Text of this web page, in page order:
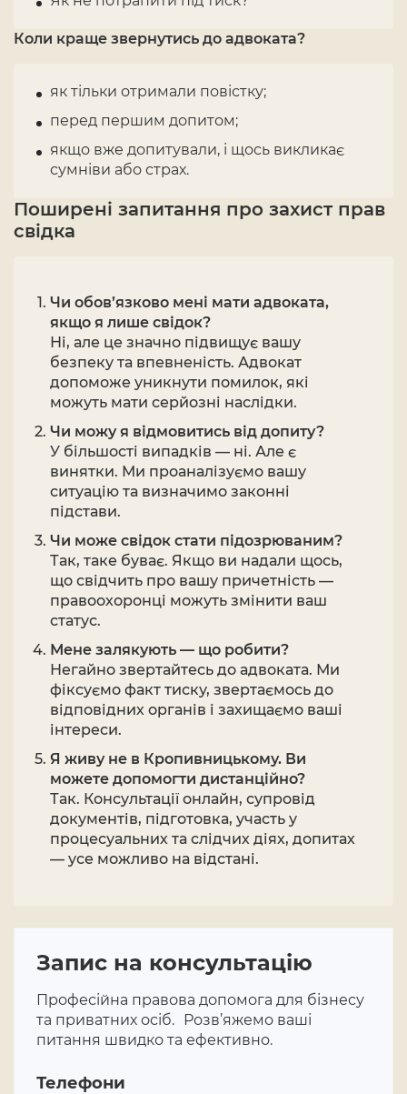
Коли краще звернутись до адвоката?
як тільки отримали повістку;
перед першим допитом;
якщо вже допитували, і щось викликає
сумніви або страх.
Поширені запитання про захист прав
свідка
Чи обов’язково мені мати адвоката,
якщо я лише свідок?
Ні, але це значно підвищує вашу
безпеку та впевненість. Адвокат
допоможе уникнути помилок, які
можуть мати серйозні наслідки.
Чи можу я відмовитись від допиту?
У більшості випадків — ні. Але є
винятки. Ми проаналізуємо вашу
ситуацію та визначимо законні
підстави.
Чи може свідок стати підозрюваним?
Так, таке буває. Якщо ви надали щось,
що свідчить про вашу причетність —
правоохоронці можуть змінити ваш
статус.
Мене залякують — що робити?
Негайно звертайтесь до адвоката. Ми
фіксуємо факт тиску, звертаємось до
відповідних органів і захищаємо ваші
інтереси.
Я живу не в Кропивницькому. Ви
можете допомогти дистанційно?
Так. Консультації онлайн, супровід
документів, підготовка, участь у
процесуальних та слідчих діях, допитах
— усе можливо на відстані.
Запис на консультацію
Професійна правова допомога для бізнесу
та приватних осіб. Розв’яжемо ваші
питання швидко та ефективно.
Телефони